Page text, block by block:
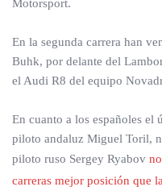
Motorsport.
En la segunda carrera han
Buhk, por delante del
el Audi R8 del equipo
En cuanto a los españoles el
piloto andaluz Miguel Toril,
piloto ruso Sergey Ryabov
carreras mejor posición que